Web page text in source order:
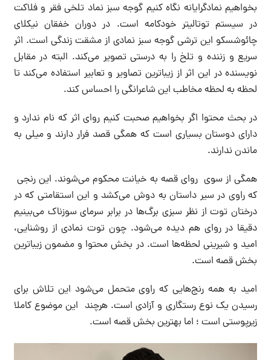
بخواهیم نمادگرایانه نگاه کنیم گوجه سبز نماد تلخی فقر و فلاکت
در سیستم توتالیتر خودکامه است. در دوران خفقان نیکلای
چائوشسکو این ترشی گوجه سبز نمادی از مشقت زندگی است. اثر
سریع و زننده و تلخ را به درستی تصویر می‌کند. البته در مقابل
نویسنده در این اثر از زیباترین تصاویر و تعابیر استفاده می‌کند تا
لحظه به لحظه مخاطب این شاعرانگی را احساس کند.
در بحث محتوا اگر بخواهیم صحبت کنیم روای اثر که نام ندارد و
دارای دوستان بسیاری است که همگی قصد فرار دارند و میلی به
ماندن ندارند.
همگی از سوی روای قصه به خیانت محکوم می‌شوند. این رنجی
که راوی در سیر داستان به دوش می‌کشد و این استقامتی که در
درختان توت از نظر سبزی برگ‌ها در برابر سرمای سوزناک می‌بینیم
دقیقا در روای هم دیده می‌شود. چون توت نمادی از روشنایی،
امید و شیرینی لحظه‌ها است. در بخش محتوا و مضمون زیباترین
بخش قصه است.
امید به همه رنج‌هایی که راوی متحمل می‌شود این تلاش برای
رسیدن یک نوع رستگاری و آزادی است. هرچند این موضوع کاملا
زیرپوستی است ؛ اما بهترین بخش قصه است.